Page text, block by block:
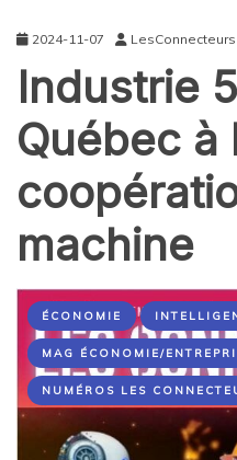
2024-11-07 LesConnecteurs
Industrie
Québec à
machine
ÉCONOMIE
MAG ÉCONOMIE/
NUMÉROS LES